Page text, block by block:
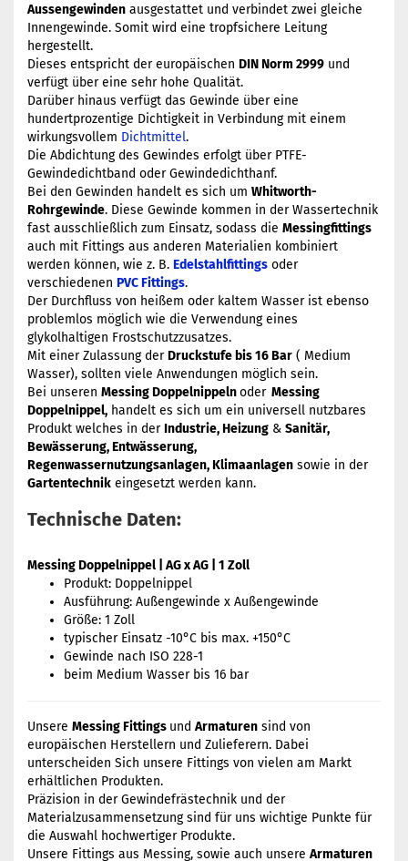
Aussengewinden ausgestattet und verbindet zwei gleiche
Innengewinde. Somit wird eine tropfsichere Leitung
hergestellt.
Dieses entspricht der europäischen DIN Norm 2999 und
verfügt über eine sehr hohe Qualität.
Darüber hinaus verfügt das Gewinde über eine
hundertprozentige Dichtigkeit in Verbindung mit einem
wirkungsvollem Dichtmittel.
Die Abdichtung des Gewindes erfolgt über PTFE-
Gewindedichtband oder Gewindedichthanf.
Bei den Gewinden handelt es sich um Whitworth-
Rohrgewinde. Diese Gewinde kommen in der Wassertechnik
fast ausschließlich zum Einsatz, sodass die Messingfittings
auch mit Fittings aus anderen Materialien kombiniert
werden können, wie z. B. Edelstahlfittings oder
verschiedenen PVC Fittings.
Der Durchfluss von heißem oder kaltem Wasser ist ebenso
problemlos möglich wie die Verwendung eines
glykolhaltigen Frostschutzzusatzes.
Mit einer Zulassung derDruckstufe bis 16 Bar ( Medium
Wasser), sollten viele Anwendungen möglich sein.
Bei unseren Messing DoppelnippelnoderMessing
Doppelnippel, handelt es sich um ein universell nutzbares
Produkt welches in derIndustrie, Heizung & Sanitär,
Bewässerung, Entwässerung,
Regenwassernutzungsanlagen, Klimaanlagen sowie in der
Gartentechnik eingesetzt werden kann.
Technische Daten:
Messing Doppelnippel | AG x AG | 1 Zoll
Produkt: Doppelnippel
Ausführung: Außengewinde x Außengewinde
Größe: 1 Zoll
typischer Einsatz -10°C bis max. +150°C
Gewinde nach ISO 228-1
beim Medium Wasser bis 16 bar
Unsere Messing Fittings und Armaturen sind von
europäischen Herstellern und Zulieferern. Dabei
unterscheiden Sich unsere Fittings von vielen am Markt
erhältlichen Produkten.
Präzision in der Gewindefrästechnik und der
Materialzusammensetzung sind für uns wichtige Punkte für
die Auswahl hochwertiger Produkte.
Unsere Fittings aus Messing, sowie auch unsere Armaturen